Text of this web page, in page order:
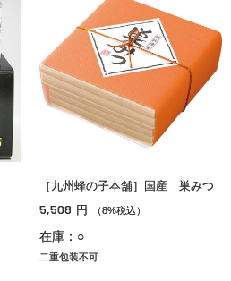
［九州蜂の子本舗］国産 巣みつ
5,508 円 （8%税込）
在庫：○
二重包装不可